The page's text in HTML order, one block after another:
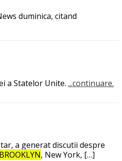
duminica, citand
a Statelor Unite. ...continuare.
a generat discutii despre
BROOKLYN, New York, […]